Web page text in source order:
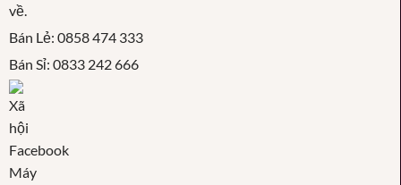
Bán Lẻ: 0858 474 333
Bán Sỉ: 0833 242 666